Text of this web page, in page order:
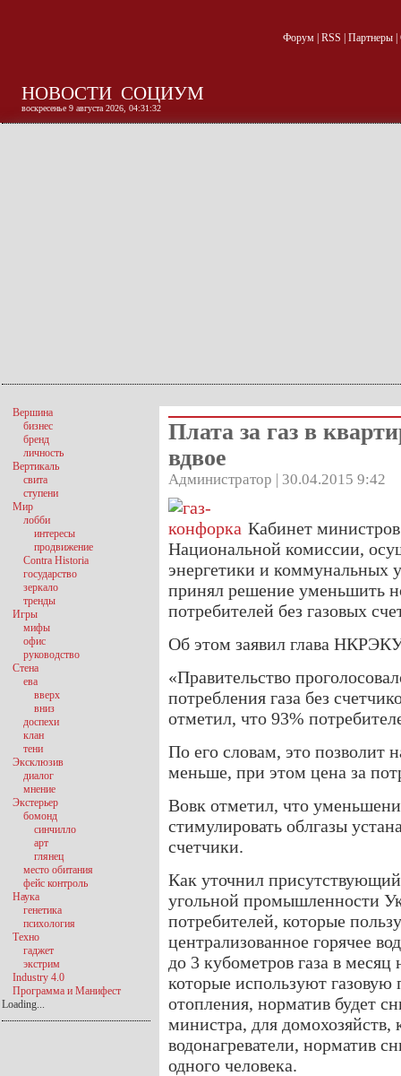
Форум| RSS Партнеры|
НОВОСТИ СОЦИУМ
воскресенье 9 августа 2026, 04:31:33
Плата за газ в
вдвое
Администратор | 30.04.2015 9:42
Кабинет
Национальной комиссии,
энергетики и коммунальных
принял решение уменьшить
потребителей без газовых
Об этом заявил глава
«Правительство
потребления газа без
отметил, что 93%
По его словам, это позволит
меньше, при этом цена за
Вовк отметил, что
стимулировать облгазы
счетчики.
Как уточнил
угольной промышленности
потребителей, которые
централизованное горячее
до 3 кубометров газа в месяц
которые используют
отопления, норматив будет
министра, для
водонагреватели, норматив
одного человека.
Вершина
бизнес
бренд
личность
Вертикаль
свита
ступени
Мир
лобби
интересы
продвижение
Contra Historia
государство
зеркало
тренды
Игры
мифы
офис
руководство
Стена
ева
вверх
вниз
доспехи
клан
тени
Эксклюзив
диалог
мнение
Экстерьер
бомонд
синчилло
арт
глянец
место обитания
фейс контроль
Наука
генетика
психология
Техно
гаджет
экстрим
Industry 4.0
Программа и Манифест
Loading...